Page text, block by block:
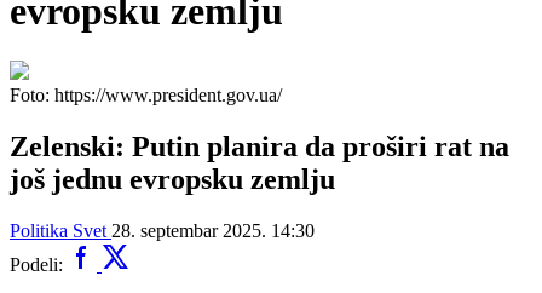
evropsku zemlju
Foto: https://www.president.gov.ua/
Zelenski: Putin planira da proširi rat na
još jednu evropsku zemlju
Politika Svet 28. septembar 2025. 14:30
Podeli: